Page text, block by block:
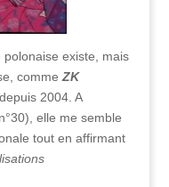
existe, mais
comme ZK
2004. A
elle me semble
tout en affirmant